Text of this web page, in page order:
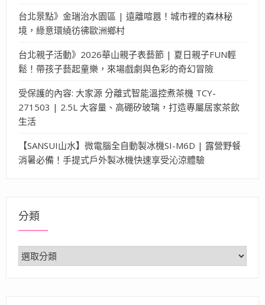
台北景點》金瑞治水園區 | 遠離喧囂！城市裡的森林秘
境，綠意環繞彷彿歐洲鄉村
台北親子活動》2026華山親子表藝節 | 夏日親子FUN輕
鬆！帶孩子藝起童樂，來場戲劇與色彩的奇幻冒險
受保護的內容: 大家源 分離式智能溫控煮茶機 TCY-
271503 | 2.5L 大容量、高硼矽玻璃，打造專屬居家茶飲
生活
【SANSUI山水】微電腦全自動製冰機SI-M6D | 露營野餐
消暑必備！手提式戶外製冰機快速享受沁涼體驗
分類
分
類